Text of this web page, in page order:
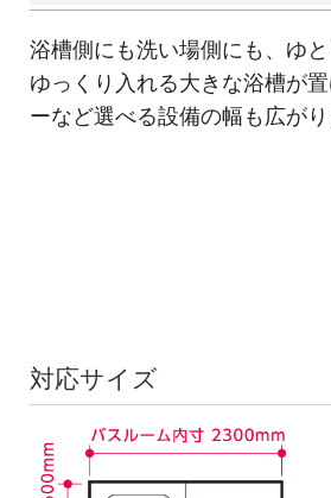
浴槽側にも洗い場側にも、ゆ
ゆっくり入れる大きな浴槽が
ーなど選べる設備の幅も広がり
対応サイズ